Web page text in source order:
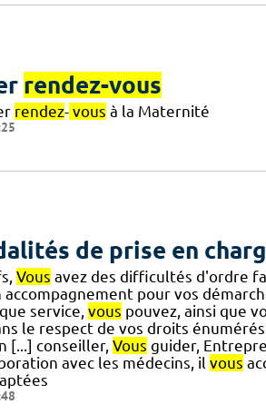
rendez-vous
rendez- vous à la Maternité
de prise en
Vous avez des difficultés d'ordre
pour vos
service, vous pouvez, ainsi que
le respect de vos droits
[...] conseiller, Vous guider,
avec les médecins, il vous